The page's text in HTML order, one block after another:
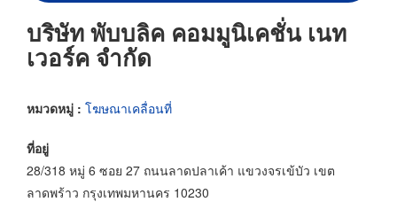
บริษัท พับบลิค คอมมูนิเคชั่น เนท
เวอร์ค จำกัด
หมวดหมู่ : โฆษณาเคลื่อนที่
ที่อยู่
28/318 หมู่ 6 ซอย 27 ถนนลาดปลาเค้า แขวงจรเข้บัว เขต
ลาดพร้าว กรุงเทพมหานคร 10230